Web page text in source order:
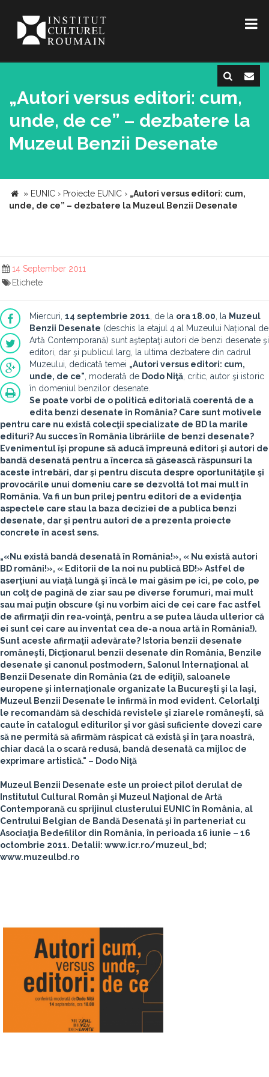
„Autori versus editori: cum,
unde, de ce” – dezbatere la
Muzeul Benzii Desenate
» EUNIC › Proiecte EUNIC › „Autori versus editori: cum,
unde, de ce” – dezbatere la Muzeul Benzii Desenate
14 September 2011
Etichete
Miercuri, 14 septembrie 2011 , de la ora 18.00 , la Muzeul
Benzii Desenate (deschis la etajul 4 al Muzeului Național de
Artă Contemporană) sunt aşteptaţi autori de benzi desenate şi
editori, dar şi publicul larg, la ultima dezbatere din cadrul
Muzeului, dedicată temei „Autori versus editori: cum,
unde, de ce" , moderată de Dodo Niţă , critic, autor şi istoric
în domeniul benzilor desenate.
Se poate vorbi de o politică editorială coerentă de a
edita benzi desenate în România? Care sunt motivele
pentru care nu există colecţii specializate de BD la marile
edituri? Au succes în România librăriile de benzi desenate?
Evenimentul îşi propune să aducă împreună editori şi autori de
bandă desenată pentru a încerca să găsească răspunsuri la
aceste întrebări, dar şi pentru discuta despre oportunităţile şi
provocările unui domeniu care se dezvoltă tot mai mult în
România. Va fi un bun prilej pentru editori de a evidenţia
aspectele care stau la baza deciziei de a publica benzi
desenate, dar şi pentru autori de a prezenta proiecte
concrete în acest sens.
„«Nu există bandă desenată în România!», « Nu există autori
BD români!», « Editorii de la noi nu publică BD!» Astfel de
aserţiuni au viaţă lungă şi încă le mai găsim pe ici, pe colo, pe
un colţ de pagină de ziar sau pe diverse forumuri, mai mult
sau mai puţin obscure (şi nu vorbim aici de cei care fac astfel
de afirmaţii din rea-voinţă, pentru a se putea lăuda ulterior că
ei sunt cei care au inventat cea de-a noua artă în România!).
Sunt aceste afirmaţii adevărate? Istoria benzii desenate
româneşti, Dicţionarul benzii desenate din România, Benzile
desenate şi canonul postmodern, Salonul Internaţional al
Benzii Desenate din România (21 de ediţii), saloanele
europene şi internaţionale organizate la Bucureşti şi la Iaşi,
Muzeul Benzii Desenate le infirmă în mod evident. Celorlalţi
le recomandăm să deschidă revistele şi ziarele româneşti, să
caute în catalogul editurilor şi vor găsi suficiente dovezi care
să ne permită să afirmăm răspicat că există şi în ţara noastră,
chiar dacă la o scară redusă, bandă desenată ca mijloc de
exprimare artistică." – Dodo Niţă
Muzeul Benzii Desenate este un proiect pilot derulat de
Institutul Cultural Român şi Muzeul Naţional de Artă
Contemporană cu sprijinul clusterului EUNIC în România, al
Centrului Belgian de Bandă Desenată şi în parteneriat cu
Asociaţia Bedefililor din România, în perioada 16 iunie – 16
octombrie 2011. Detalii: www.icr.ro/muzeul_bd;
www.muzeulbd.ro